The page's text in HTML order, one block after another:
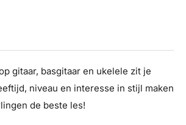
gitaar, basgitaar en ukelele zit je
niveau en interesse in stijl maken
de beste les!